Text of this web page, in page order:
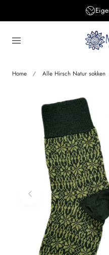
Home Alle Hirsch Natur sokken